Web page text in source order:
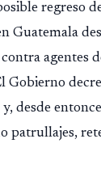
regreso
Guatemala
agentes
Gobierno
desde
patrullajes,